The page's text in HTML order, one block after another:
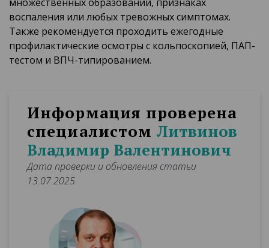
воспаления или любых тревожных симптомах.
Также рекомендуется проходить ежегодные
профилактические осмотры с кольпоскопией, ПАП-
тестом и ВПЧ-типированием.
Информация проверена
специалистомЛитвинов
Владимир Валентинович
Дата проверки и обновления статьи
13.07.2025